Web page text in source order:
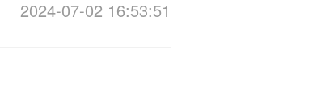
2024-07-02 16:53:51